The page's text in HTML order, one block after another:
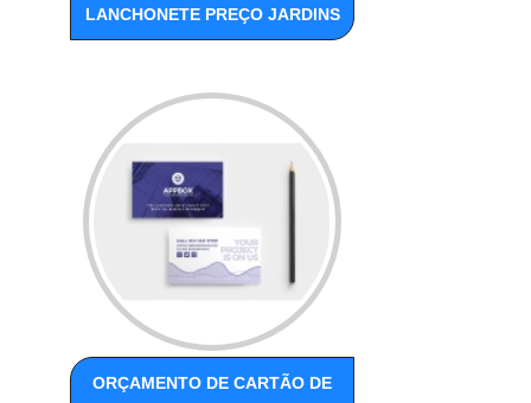
LANCHONETE PREÇO JARDINS
ORÇAMENTO DE CARTÃO DE